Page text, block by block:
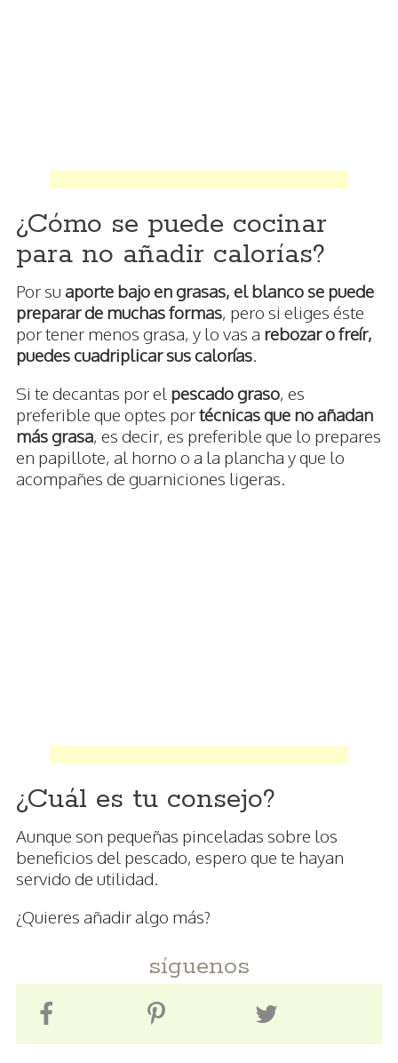
¿Cómo se puede cocinar
para no añadir calorías?
Por su aporte bajo en grasas, el blanco se puede
preparar de muchas formas, pero si eliges éste
por tener menos grasa, y lo vas a rebozar o freír,
puedes cuadriplicar sus calorías.
Si te decantas por el pescado graso, es
preferible que optes portécnicas que no añadan
más grasa, es decir, es preferible que lo prepares
en papillote, al horno o a la plancha y que lo
acompañes de guarniciones ligeras.
¿Cuál es tu consejo?
Aunque son pequeñas pinceladas sobre los
beneficios del pescado, espero que te hayan
servido de utilidad.
¿Quieres añadir algo más?
síguenos